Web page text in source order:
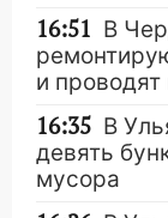
16:51 В
и
16:35 В
девять
мусора